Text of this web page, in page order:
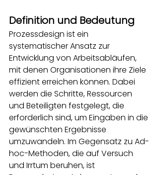
Definition und Bedeutung
Prozessdesign ist ein
systematischer Ansatz zur
Entwicklung von Arbeitsabläufen,
mit denen Organisationen ihre Ziele
effizient erreichen können. Dabei
werden die Schritte, Ressourcen
und Beteiligten festgelegt, die
erforderlich sind, um Eingaben in die
gewünschten Ergebnisse
umzuwandeln. Im Gegensatz zu Ad-
hoc-Methoden, die auf Versuch
und Irrtum beruhen, ist